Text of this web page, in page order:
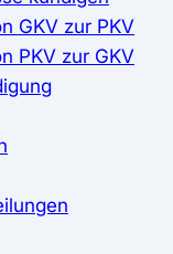
GKV zur PKV
PKV zur GKV